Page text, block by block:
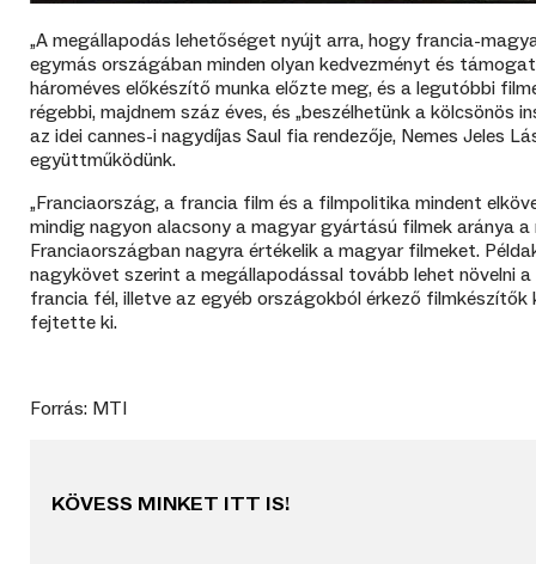
„A megállapodás lehetőséget nyújt arra, hogy francia-
egymás országában minden olyan kedvezményt és
hároméves előkészítő munka előzte meg, és a legutóbbi
régebbi, majdnem száz éves, és „beszélhetünk a
az idei cannes-i nagydíjas Saul fia rendezője, Nemes Jeles
együttműködünk.
„Franciaország, a francia film és a filmpolitika mindent
mindig nagyon alacsony a magyar gyártású filmek aránya
Franciaországban nagyra értékelik a magyar filmeket.
nagykövet szerint a megállapodással tovább lehet növelni
francia fél, illetve az egyéb országokból érkező
fejtette ki.
Forrás: MTI
KÖVESS MINKET ITT IS!